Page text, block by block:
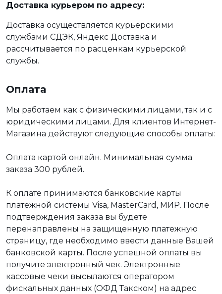
Доставка курьером по адресу:
Доставка осуществляется курьерскими
службами СДЭК, Яндекс Доставка и
рассчитывается по расценкам курьерской
службы.
Оплата
Мы работаем как с физическими лицами, так и с
юридическими лицами. Для клиентов Интернет-
Магазина действуют следующие способы оплаты:
Оплата картой онлайн. Минимальная сумма
заказа 300 рублей.
К оплате принимаются банковские карты
платежной системы Visa, MasterCard, МИР. После
подтверждения заказа вы будете
перенаправлены на защищенную платежную
страницу, где необходимо ввести данные Вашей
банковской карты. После успешной оплаты вы
получите электронный чек. Электронные
кассовые чеки высылаются оператором
фискальных данных (ОФД Такском) на адрес